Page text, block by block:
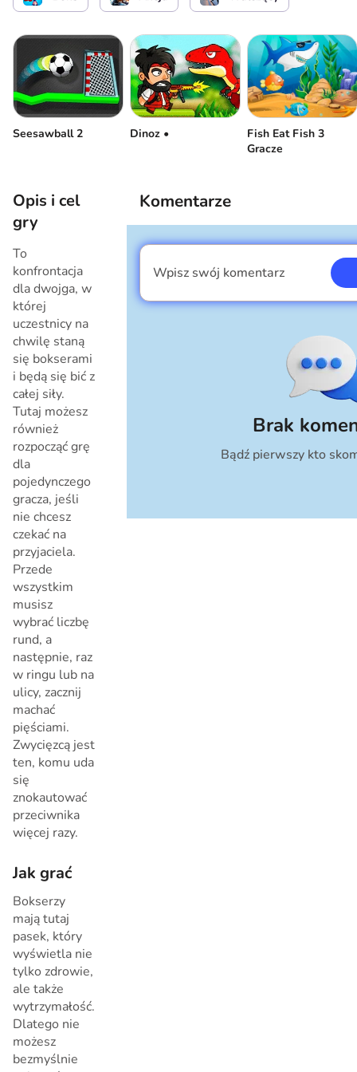
Gracz 2 Kontroluj boksera
Uderz przeciwnika
Seesawball 2 Dinoz •
Fish Eat Fish 3
Gracze
Opis i cel
gry
To
konfrontacja
dla dwojga, w
której
uczestnicy na
chwilę staną
się bokserami
i będą się bić z
całej siły.
Tutaj możesz
również
rozpocząć grę
dla
pojedynczego
gracza, jeśli
nie chcesz
czekać na
przyjaciela.
Przede
wszystkim
musisz
wybrać liczbę
rund, a
następnie, raz
w ringu lub na
ulicy, zacznij
machać
pięściami.
Zwycięzcą jest
ten, komu uda
się
znokautować
przeciwnika
więcej razy.
Jak grać
Bokserzy
mają tutaj
pasek, który
wyświetla nie
tylko zdrowie,
ale także
wytrzymałość.
Dlatego nie
możesz
bezmyślnie
Komentarze
Brak
Bądź pierwszy kto
Wpisz swój komentarz
Jestem chłopcem
Anuluj